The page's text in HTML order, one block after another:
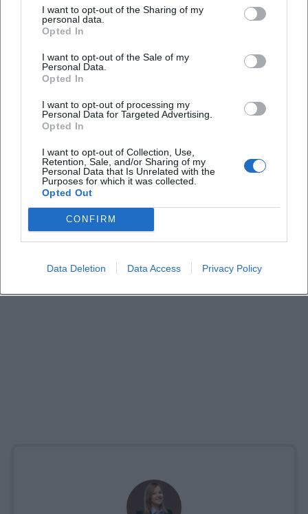
I want to opt-out of the Sharing of my
personal data.
Opted In
I want to opt-out of the Sale of my
Personal Data.
Opted In
I want to opt-out of processing my
Personal Data for Targeted Advertising.
Opted In
I want to opt-out of Collection, Use,
Retention, Sale, and/or Sharing of my
Personal Data that Is Unrelated with the
Purposes for which it was collected.
Opted Out
CONFIRM
Data Deletion Data Access Privacy Policy
Wie viel kostet die Teilnahme?
Findet die Führung draußen statt?